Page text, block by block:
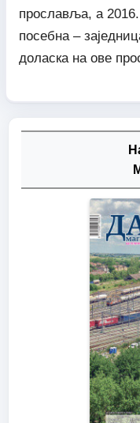
прославља, а
посебна –
доласка на ове